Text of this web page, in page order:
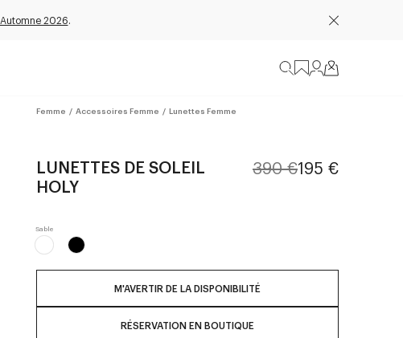
Automne 2026.
Femme / Accessoires Femme / Lunettes Femme
LUNETTES DE SOLEIL
HOLY
390 €195 €
M'AVERTIR DE LA DISPONIBILITÉ
RÉSERVATION EN BOUTIQUE